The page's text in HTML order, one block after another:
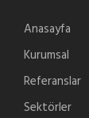
Anasayfa
Kurumsal
Referanslar
Sektörler